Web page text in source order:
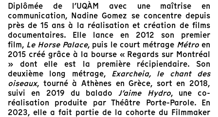
Diplômée de l’UQÀM avec une maîtrise en
communication, Nadine Gomez se concentre depuis
près de 15 ans à la réalisation et création de films
documentaires. Elle lance en 2012 son premier
film, Le Horse Palace, puis le court métrage Métroen
2015 créé grâce à la bourse « Regards sur Montréal
» dont elle est la première récipiendaire. Son
deuxième long métrage, Exarcheia, le chant des
oiseaux, tourné à Athènes en Grèce, sort en 2018,
suivi en 2019 du balado J’aime Hydro, une co-
réalisation produite par Théâtre Porte-Parole. En
2023, elle a fait partie de la cohorte du Filmmaker